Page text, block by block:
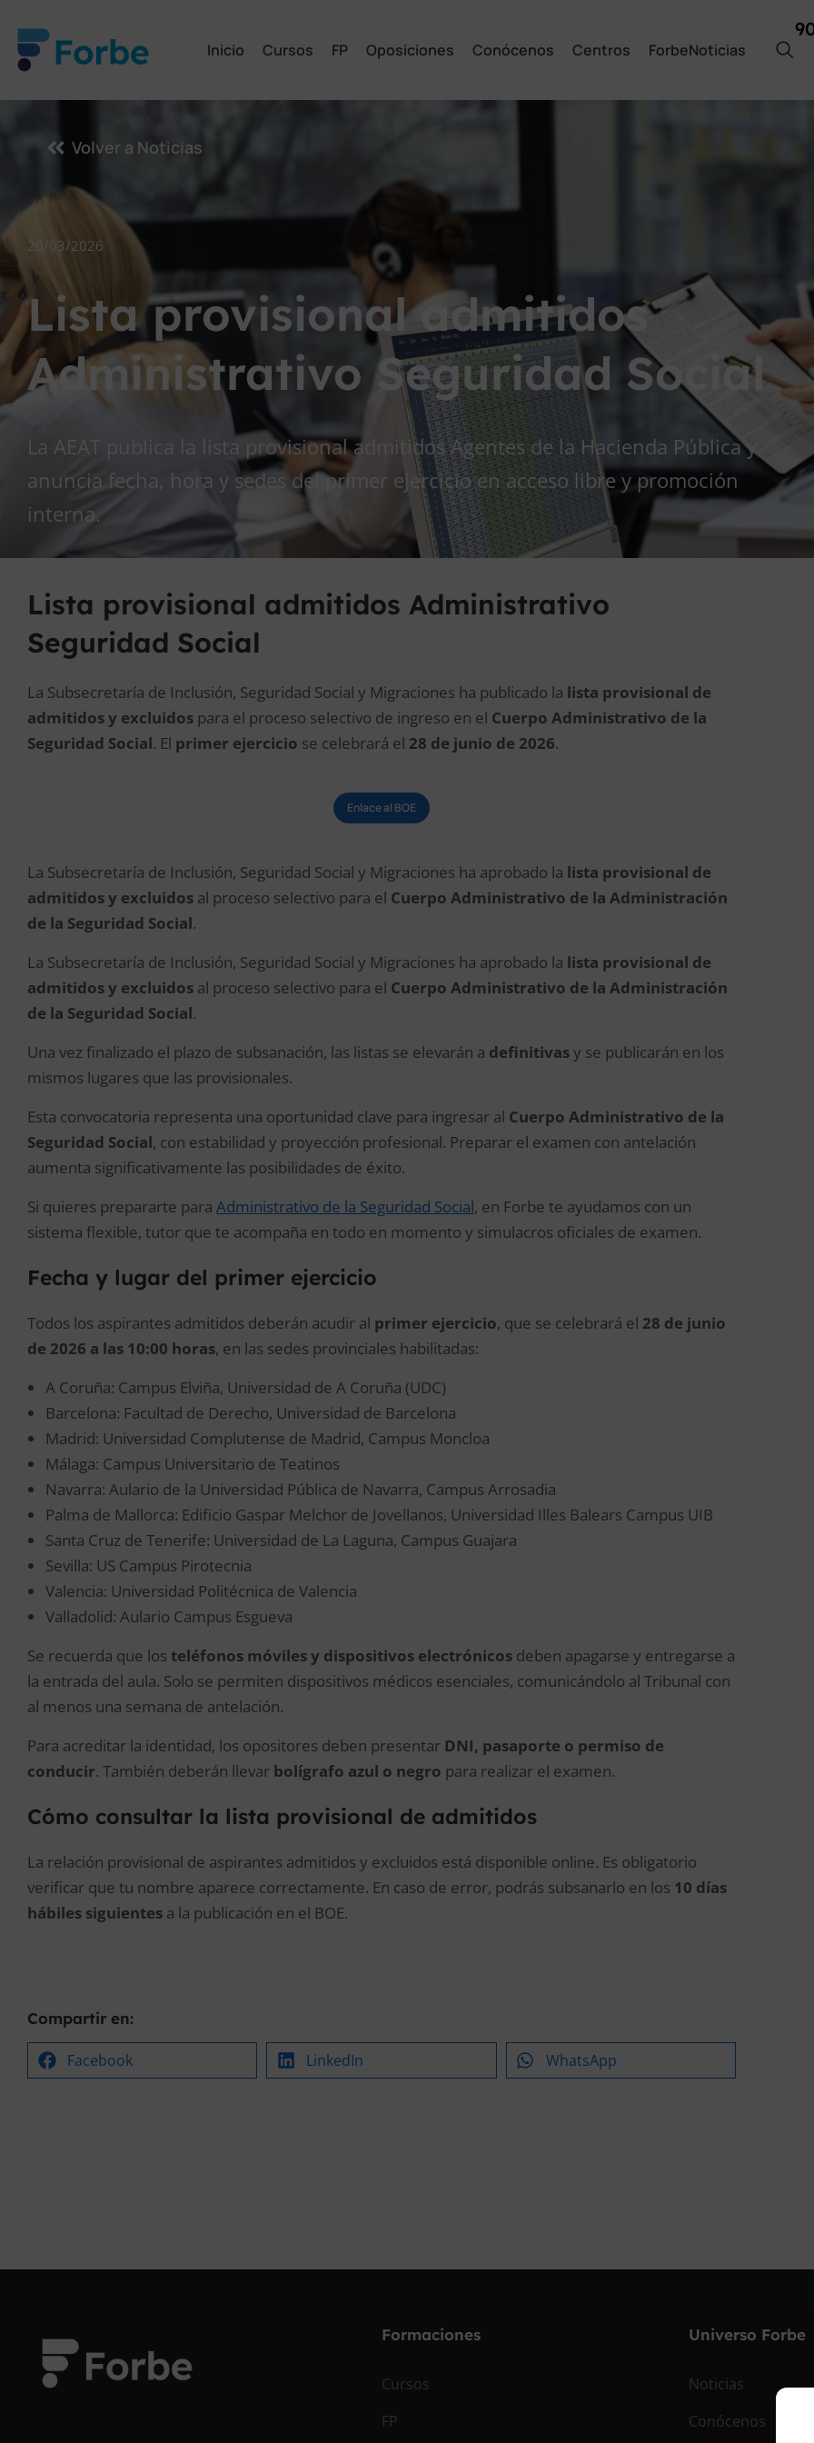
Inicio Cursos FP Oposiciones Conócenos Centros ForbeNoticias
Volver a Noticias
20/03/2026
Lista provisional admitidos
Administrativo Seguridad Social
La AEAT publica la lista provisional admitidos Agentes de la Hacienda Pública y
anuncia fecha, hora y sedes del primer ejercicio en acceso libre y promoción
interna.
Lista provisional admitidos Administrativo
Seguridad Social
La Subsecretaría de Inclusión, Seguridad Social y Migraciones ha publicado la lista provisional de
admitidos y excluidos para el proceso selectivo de ingreso en el Cuerpo Administrativo de la
Seguridad Social. El primer ejercicio se celebrará el 28 de junio de 2026.
Enlace al BOE
La Subsecretaría de Inclusión, Seguridad Social y Migraciones ha aprobado la lista provisional de
admitidos y excluidos al proceso selectivo para el Cuerpo Administrativo de la Administración
de la Seguridad Social.
La Subsecretaría de Inclusión, Seguridad Social y Migraciones ha aprobado la lista provisional de
admitidos y excluidos al proceso selectivo para el Cuerpo Administrativo de la Administración
de la Seguridad Social.
Una vez finalizado el plazo de subsanación, las listas se elevarán a definitivasy se publicarán en los
mismos lugares que las provisionales.
Esta convocatoria representa una oportunidad clave para ingresar al Cuerpo Administrativo de la
Seguridad Social, con estabilidad y proyección profesional. Preparar el examen con antelación
aumenta significativamente las posibilidades de éxito.
Si quieres prepararte para Administrativo de la Seguridad Social, en Forbe te ayudamos con un
sistema flexible, tutor que te acompaña en todo en momento y simulacros oficiales de examen.
Fecha y lugar del primer ejercicio
Todos los aspirantes admitidos deberán acudir al primer ejercicio, que se celebrará el 28 de junio
de 2026 a las 10:00 horas, en las sedes provinciales habilitadas:
A Coruña: Campus Elviña, Universidad de A Coruña (UDC)
Barcelona: Facultad de Derecho, Universidad de Barcelona
Madrid: Universidad Complutense de Madrid, Campus Moncloa
Málaga: Campus Universitario de Teatinos
Navarra: Aulario de la Universidad Pública de Navarra, Campus Arrosadia
Palma de Mallorca: Edificio Gaspar Melchor de Jovellanos, Universidad Illes Balears Campus UIB
Santa Cruz de Tenerife: Universidad de La Laguna, Campus Guajara
Sevilla: US Campus Pirotecnia
Valencia: Universidad Politécnica de Valencia
Valladolid: Aulario Campus Esgueva
Se recuerda que los teléfonos móviles y dispositivos electrónicos deben apagarse y entregarse a
la entrada del aula. Solo se permiten dispositivos médicos esenciales, comunicándolo al Tribunal con
al menos una semana de antelación.
Para acreditar la identidad, los opositores deben presentar DNI, pasaporte o permiso de
conducir. También deberán llevar bolígrafo azul o negro para realizar el examen.
Cómo consultar la lista provisional de admitidos
La relación provisional de aspirantes admitidos y excluidos está disponible online. Es obligatorio
verificar que tu nombre aparece correctamente. En caso de error, podrás subsanarlo en los 10 días
hábiles siguientes a la publicación en el BOE.
Compartir en:
Facebook LinkedIn WhatsApp
Formaciones
Cursos
FP
Universo Forbe
Noticias
Conócenos